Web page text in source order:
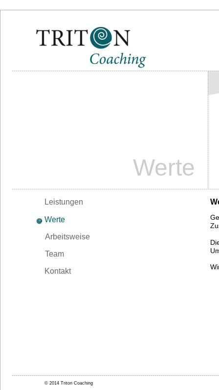
Werte
© 2014 Triton Coaching
Team
Arbeitsweise
Kontakt
Leistungen
Werte